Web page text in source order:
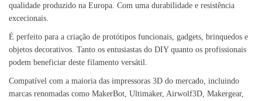
qualidade produzido na Europa. Com uma durabilidade e resistência
excecionais.
É perfeito para a criação de protótipos funcionais, gadgets, brinquedos e
objetos decorativos. Tanto os entusiastas do DIY quanto os profissionais
podem beneficiar deste filamento versátil.
Compatível com a maioria das impressoras 3D do mercado, incluindo
marcas renomadas como MakerBot, Ultimaker, Airwolf3D, Makergear,